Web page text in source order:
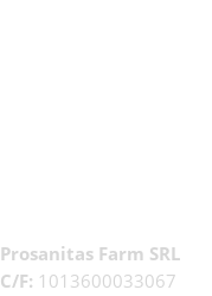
Prosanitas Farm SRL
C/F: 1013600033067